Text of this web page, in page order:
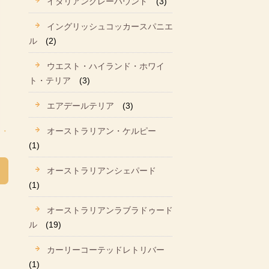
イングリッシュコッカースパニエ
ル
(2)
ウエスト・ハイランド・ホワイ
ト・テリア
(3)
エアデールテリア (3)
オーストラリアン・ケルピー
(1)
オーストラリアンシェパード
(1)
オーストラリアンラブラドゥード
ル
(19)
カーリーコーテッドレトリバー
(1)